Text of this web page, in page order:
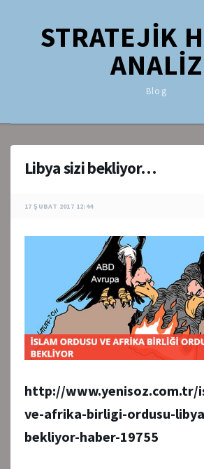
STRATEJİK
ANALİZ
Blog
Libya sizi bekliyor…
17 ŞUBAT 2017 12:44
http://www.yenisoz.com.tr/
ve-afrika-birligi-ordusu-
bekliyor-haber-19755